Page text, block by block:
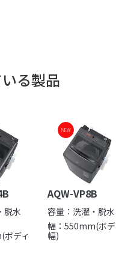
る製品
脱水
ディ
NEW
NEW
AQW-VP8B
容量：洗濯・脱
幅：550mm(ボ
幅)